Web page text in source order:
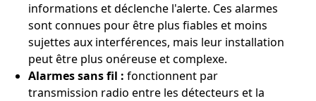
informations et déclenche l'alerte. Ces alarmes
sont connues pour être plus fiables et moins
sujettes aux interférences, mais leur installation
peut être plus onéreuse et complexe.
Alarmes sans fil : fonctionnent par
transmission radio entre les détecteurs et la